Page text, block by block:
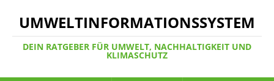
UMWELTINFORMATIONSSYSTEM
DEIN RATGEBER FÜR UMWELT, NACHHALTIGKEIT UND
KLIMASCHUTZ